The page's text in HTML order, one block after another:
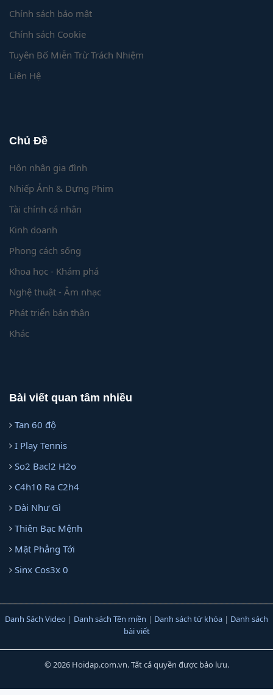
Chính sách bảo mật
Chính sách Cookie
Tuyên Bố Miễn Trừ Trách Nhiệm
Liên Hệ
Chủ Đề
Hôn nhân gia đình
Nhiếp Ảnh & Dựng Phim
Tài chính cá nhân
Kinh doanh
Phong cách sống
Khoa học - Khám phá
Nghệ thuật - Âm nhạc
Phát triển bản thân
Khác
Bài viết quan tâm nhiều
Tan 60 độ
I Play Tennis
So2 Bacl2 H2o
C4h10 Ra C2h4
Dài Như Gì
Thiên Bạc Mệnh
Mặt Phẳng Tới
Sinx Cos3x 0
Danh Sách Video | Danh sách Tên miền | Danh sách từ khóa | Danh sách
bài viết
© 2026 Hoidap.com.vn. Tất cả quyền được bảo lưu.